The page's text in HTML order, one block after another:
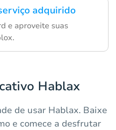
adquirido
e aproveite suas
Hablax
de usar Hablax. Baixe
e comece a desfrutar